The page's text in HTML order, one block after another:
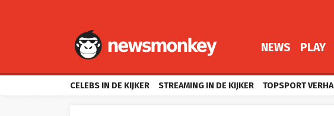
NEWS PLAY
CELEBS IN DE KIJKER STREAMING IN DE KIJKER TOPSPORT